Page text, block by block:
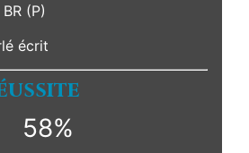
(P)
écrit
58%